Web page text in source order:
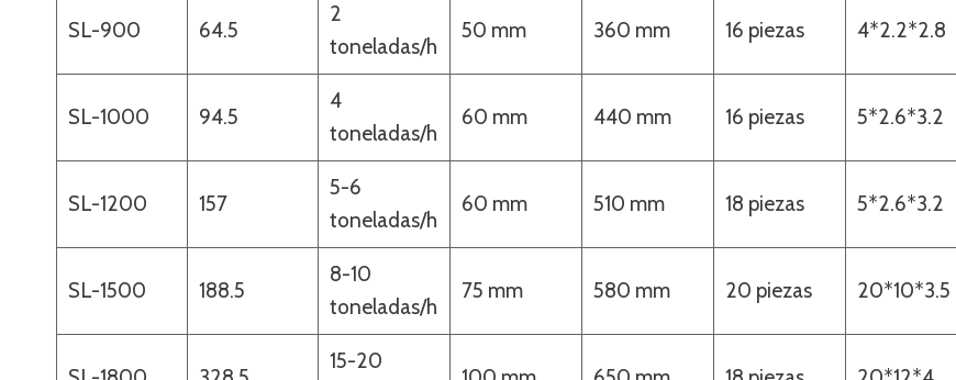
SL-900 64.5
2
toneladas/h
50 mm 360 mm 16 piezas 4*2.2*2.8
SL-1000 94.5
4
toneladas/h
60 mm 440 mm 16 piezas 5*2.6*3.2
SL-1200 157
5-6
toneladas/h
60 mm 510 mm 18 piezas 5*2.6*3.2
SL-1500 188.5
8-10
toneladas/h
75 mm 580 mm 20 piezas 20*10*3.5
15-20